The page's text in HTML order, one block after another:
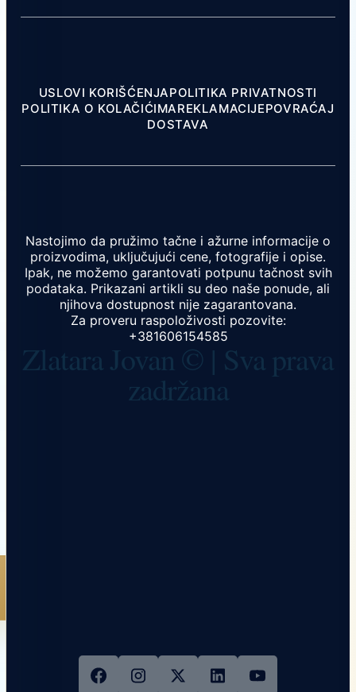
USLOVI KORIŠĆENJAPOLITIKA PRIVATNOSTI
POLITIKA O KOLAČIĆIMAREKLAMACIJEPOVRAĆAJ
DOSTAVA
Nastojimo da pružimo tačne i ažurne informacije o
proizvodima, uključujući cene, fotografije i opise.
Ipak, ne možemo garantovati potpunu tačnost svih
podataka. Prikazani artikli su deo naše ponude, ali
njihova dostupnost nije zagarantovana.
Za proveru raspoloživosti pozovite:
+381606154585
Zlatara Jovan © | Sva prava
zadržana